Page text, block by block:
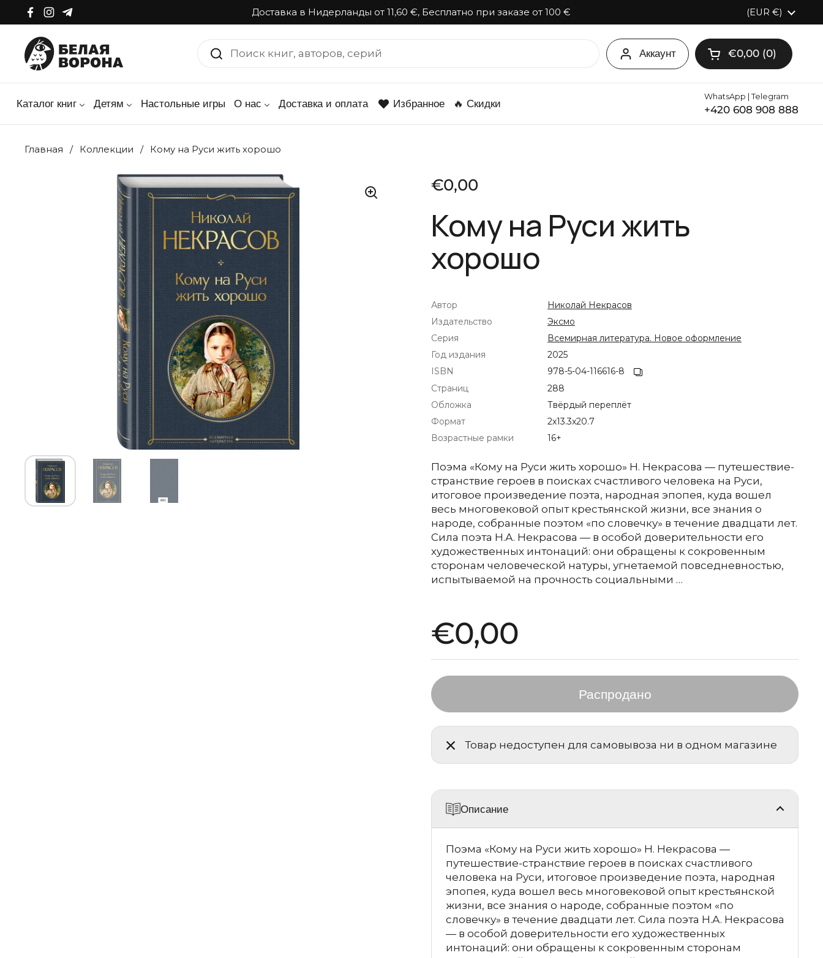
Перейти к материалу
Facebook
Instagram
Telegram
Доставка в Нидерланды от 11,60 €, Бесплатно при заказе от 100 € Страна/регион
(EUR €)
Аккаунт Открыть корзину
Корзина Итого:
€0,00 0
товаров в вашей
Каталог книг Детям Настольные игры О нас Доставка и оплата Избранное 🔥 Скидки
WhatsApp | Telegram
+420 608 908 888
Главная / Коллекции / Кому на Руси жить хорошо
Показать слайд 1Показать слайд 2
Стандартная цена
€0,00
Кому на Руси жить
хорошо
Автор
Николай Некрасов
Издательство
Эксмо
Серия
Всемирная литература. Новое оформление
Год издания
2025
ISBN
978-5-04-116616-8
Страниц
288
Обложка
Твёрдый переплёт
Формат
2x13.3x20.7
Возрастные рамки
16+
Поэма «Кому на Руси жить хорошо» Н. Некрасова — путешествие-
странствие героев в поисках счастливого человека на Руси,
итоговое произведение поэта, народная эпопея, куда вошел
весь многовековой опыт крестьянской жизни, все знания о
народе, собранные поэтом «по словечку» в течение двадцати лет.
Сила поэта Н.А. Некрасова — в особой доверительности его
художественных интонаций: они обращены к сокровенным
сторонам человеческой натуры, угнетаемой повседневностью,
испытываемой на прочность социальными …
Стандартная цена
€0,00
Распродано
Товар недоступен для самовывоза ни в одном магазине
Описание
Поэма «Кому на Руси жить хорошо» Н. Некрасова —
путешествие-странствие героев в поисках счастливого
человека на Руси, итоговое произведение поэта, народная
эпопея, куда вошел весь многовековой опыт крестьянской
жизни, все знания о народе, собранные поэтом «по
словечку» в течение двадцати лет. Сила поэта Н.А. Некрасова
— в особой доверительности его художественных
интонаций: они обращены к сокровенным сторонам